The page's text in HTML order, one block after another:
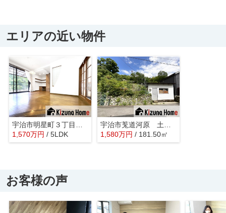
エリアの近い物件
1,570万円 / 5LDK
1,580万円 / 181.50㎡
お客様の声